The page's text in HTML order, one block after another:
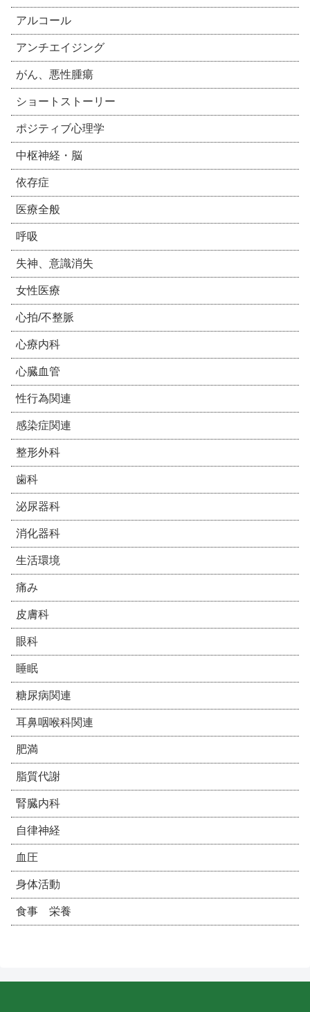
アルコール
アンチエイジング
がん、悪性腫瘍
ショートストーリー
ポジティブ心理学
中枢神経・脳
依存症
医療全般
呼吸
失神、意識消失
女性医療
心拍/不整脈
心療内科
心臓血管
性行為関連
感染症関連
整形外科
歯科
泌尿器科
消化器科
生活環境
痛み
皮膚科
眼科
睡眠
糖尿病関連
耳鼻咽喉科関連
肥満
脂質代謝
腎臓内科
自律神経
血圧
身体活動
食事 栄養